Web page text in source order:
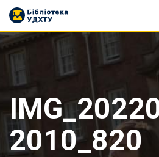
Skip
content
2010_820